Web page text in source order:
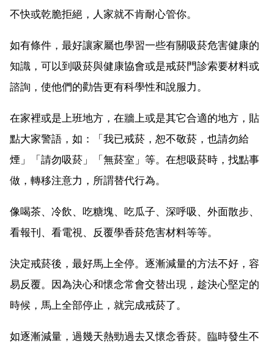
不快或乾脆拒絕，人家就不肯耐心管你。
如有條件，最好讓家屬也學習一些有關吸菸危害健康的
知識，可以到吸菸與健康協會或是戒菸門診索要材料或
諮詢，使他們的勸告更有科學性和說服力。
在家裡或是上班地方，在牆上或是其它合適的地方，貼
點大家警語，如：「我已戒菸，恕不敬菸，也請勿給
煙」「請勿吸菸」「無菸室」等。在想吸菸時，找點事
做，轉移注意力，所謂替代行為。
像喝茶、冷飲、吃糖塊、吃瓜子、深呼吸、外面散步、
看報刊、看電視、反覆學香菸危害材料等等。
決定戒菸後，最好馬上全停。逐漸減量的方法不好，容
易反覆。因為決心和懷念常會交替出現，趁決心堅定的
時候，馬上全部停止，就完成戒菸了。
如逐漸減量，過幾天熱勁過去又懷念香菸。臨時發生不